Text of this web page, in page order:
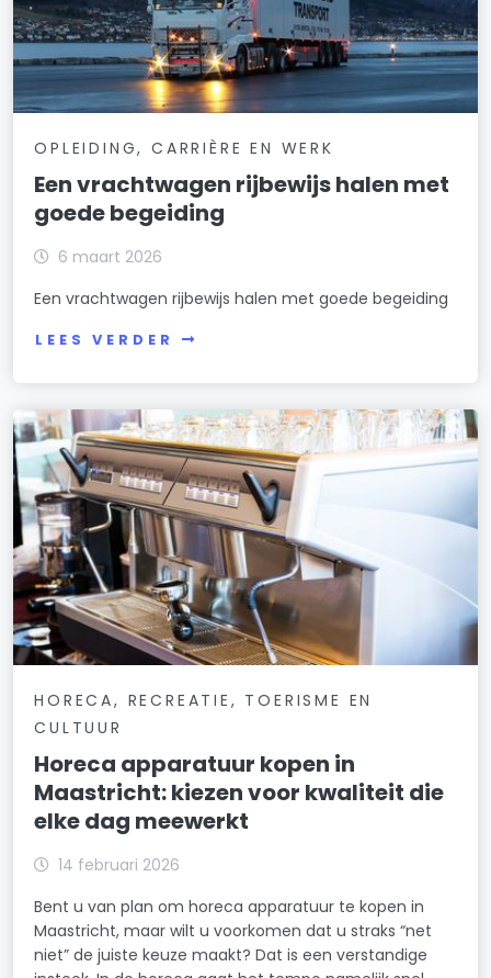
OPLEIDING, CARRIÈRE EN WERK
Een vrachtwagen rijbewijs halen met
goede begeiding
6 maart 2026
Een vrachtwagen rijbewijs halen met goede begeiding
LEES VERDER
HORECA, RECREATIE, TOERISME EN
CULTUUR
Horeca apparatuur kopen in
Maastricht: kiezen voor kwaliteit die
elke dag meewerkt
14 februari 2026
Bent u van plan om horeca apparatuur te kopen in
Maastricht, maar wilt u voorkomen dat u straks “net
niet” de juiste keuze maakt? Dat is een verstandige